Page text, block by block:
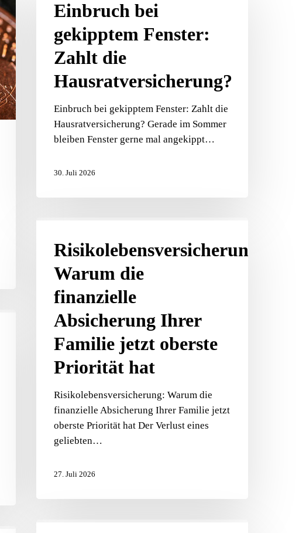
gekipptem
Fenster:
Zahlt
Hausratversicherung?
Einbruch bei
gekipptem Fenster:
Zahlt die
Hausratversicherung?
Einbruch bei gekipptem Fenster: Zahlt die
Hausratversicherung? Gerade im Sommer
bleiben Fenster gerne mal angekippt…
30. Juli 2026
finanzielle
Ihrer
Familie
oberste
Priorität
Risikolebensversicherung:
Warum die
finanzielle
Absicherung Ihrer
Familie jetzt oberste
Priorität hat
Risikolebensversicherung: Warum die
finanzielle Absicherung Ihrer Familie jetzt
oberste Priorität hat Der Verlust eines
geliebten…
27. Juli 2026